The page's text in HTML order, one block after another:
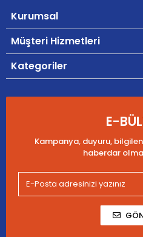
Kurumsal
Müşteri Hizmetleri
Kategoriler
E-
Kampanya, duyuru,
haberdar